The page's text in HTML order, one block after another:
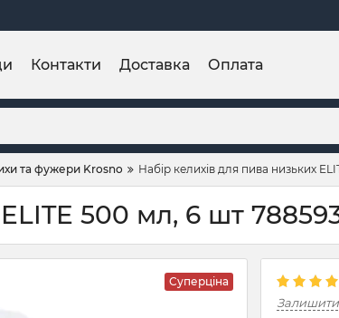
Контакти Доставка Оплата
та фужери Krosno Набір келихів для пива низьких
500 мл, 6 шт
Суперціна
Залишити